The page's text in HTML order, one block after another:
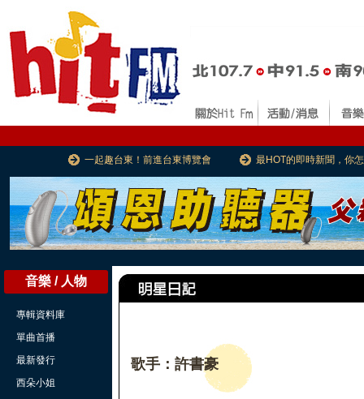
一起趣台東！前進台東博覽會 最HOT的即時新聞，你
音樂 / 人物
專輯資料庫
單曲首播
最新發行
西朵小姐
歌手：許書豪